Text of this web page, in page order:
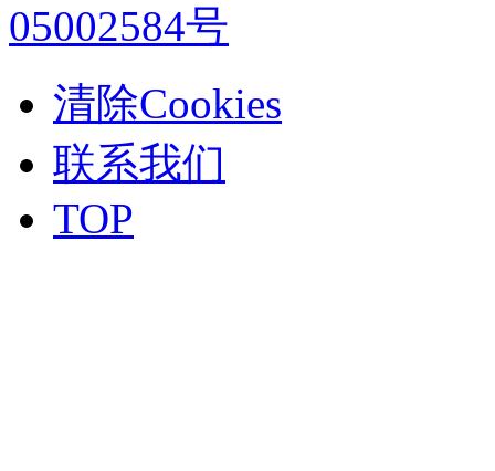
05002584号
清除Cookies
联系我们
TOP